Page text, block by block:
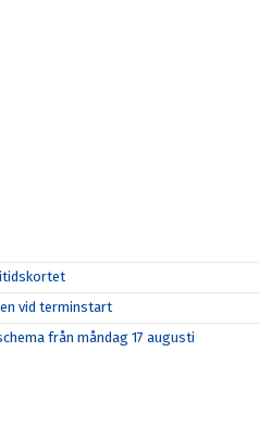
vid terminstart
från måndag 17 augusti